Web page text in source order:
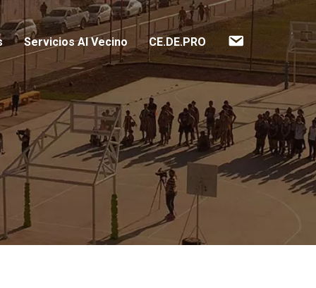
Servicios Al Vecino CE.DE.PRO Contacto